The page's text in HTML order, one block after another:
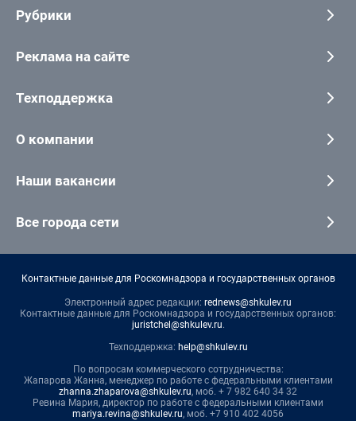
Рубрики
Реклама на сайте
Техподдержка
О компании
Наши вакансии
Все города сети
Контактные данные для Роскомнадзора и государственных органов
Электронный адрес редакции: rednews@shkulev.ru
Контактные данные для Роскомнадзора и государственных органов:
juristchel@shkulev.ru.
Техподдержка: help@shkulev.ru
По вопросам коммерческого сотрудничества:
Жапарова Жанна, менеджер по работе с федеральными клиентами
zhanna.zhaparova@shkulev.ru, моб. + 7 982 640 34 32
Ревина Мария, директор по работе с федеральными клиентами
mariya.revina@shkulev.ru, моб. +7 910 402 4056